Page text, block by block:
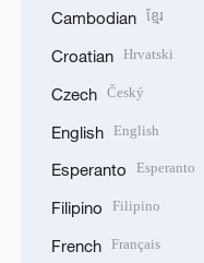
Cambodian ខ្មែរ
Croatian Hrvatski
Czech Český
English English
Esperanto Esperanto
Filipino Filipino
French Français